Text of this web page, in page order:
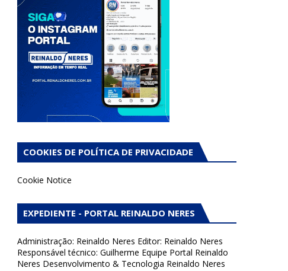
COOKIES DE POLÍTICA DE PRIVACIDADE
Cookie Notice
EXPEDIENTE - PORTAL REINALDO NERES
Administração: Reinaldo Neres Editor: Reinaldo Neres
Responsável técnico: Guilherme Equipe Portal Reinaldo
Neres Desenvolvimento & Tecnologia Reinaldo Neres